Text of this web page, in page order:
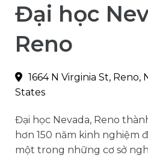
Đại học
Reno
1664 N Virginia St, Reno,
States
Đại học Nevada, Reno
hơn 150 năm kinh nghiệm
một trong những cơ sở